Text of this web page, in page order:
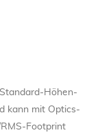
Höhen-
kann mit Optics-
Footprint